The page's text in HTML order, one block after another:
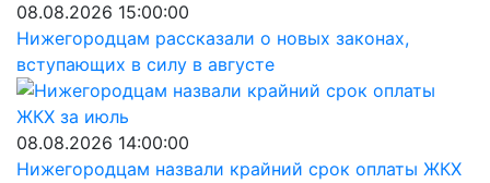
08.08.2026 15:00:00
Нижегородцам рассказали о новых законах,
вступающих в силу в августе
08.08.2026 14:00:00
Нижегородцам назвали крайний срок оплаты ЖКХ